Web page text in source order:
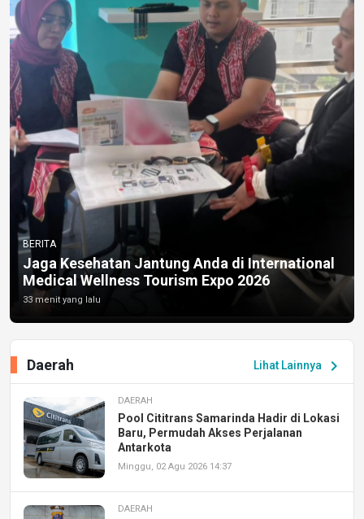
BERITA
Jaga Kesehatan Jantung Anda di International
Medical Wellness Tourism Expo 2026
33 menit yang lalu
Lihat Lainnya chevron_right
Daerah
DAERAH
Pool Cititrans Samarinda Hadir di Lokasi
Baru, Permudah Akses Perjalanan
Antarkota
Minggu, 02 Agu 2026 14:37
DAERAH